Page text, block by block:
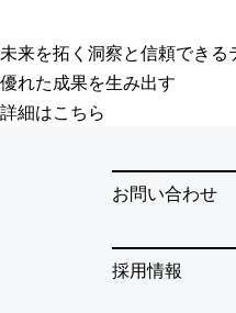
未来を拓く洞察と信頼できる
優れた成果を生み出す
詳細はこちら
お問い合わせ
採用情報